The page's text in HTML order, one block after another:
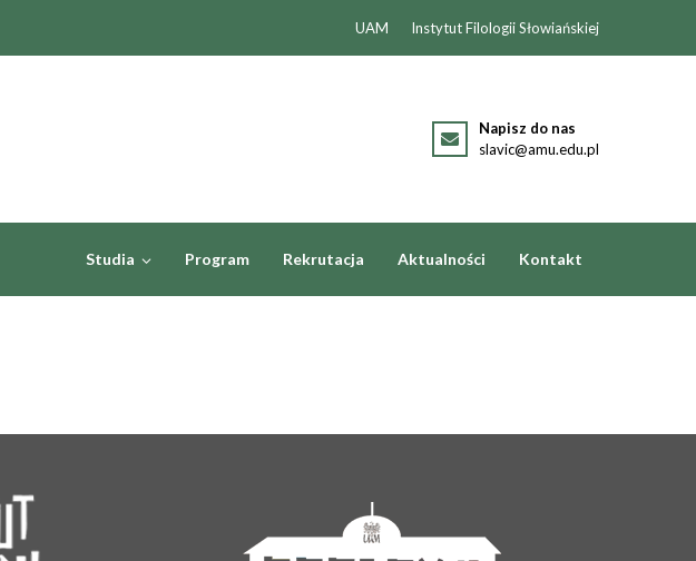
UAM Instytut Filologii Słowiańskiej
Napisz do nas
slavic@amu.edu.pl
Studia Program Rekrutacja Aktualności Kontakt